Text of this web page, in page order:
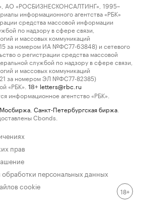
«РОСБИЗНЕСКОНСАЛТИНГ», 1995–
информационного агентства «РБК»
средства массовой информации
по надзору в сфере связи,
и массовых коммуникаций
за номером ИА №ФС77-63848) и сетевого
о регистрации средства массовой
службой по надзору в сфере связи,
и массовых коммуникаций
за номером ЭЛ №ФС77-82385)
«РБК».
18+ letters@rbc.ru
информационное агентство «РБК».
Мосбиржа Санкт-Петербургская биржа
Cbonds.
прав
персональных данных
cookie
18+